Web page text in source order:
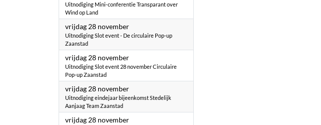
Uitnodiging Mini-conferentie Transparant over
Wind op Land
vrijdag 28 november2025
Uitnodiging Slot event - De circulaire Pop-up
Zaanstad
vrijdag 28 november2025
Uitnodiging Slot event 28 november Circulaire
Pop-up Zaanstad
vrijdag 28 november2025
Uitnodiging eindejaar bijeenkomst Stedelijk
Aanjaag Team Zaanstad
vrijdag 28 november2025